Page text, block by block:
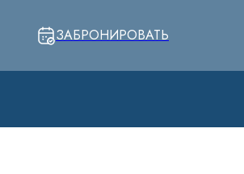
ЗАБРОНИРОВАТЬ